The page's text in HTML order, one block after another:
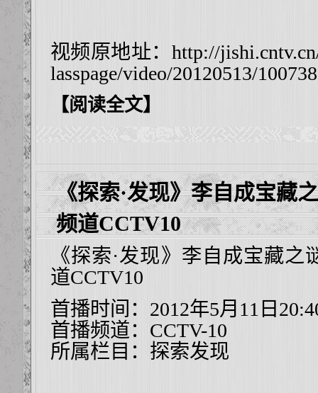
视频原地址： http://
lasspage/video/20120513/
【阅读全文】
《探索·发现》李自成宝藏
频道CCTV10
《探索·发现》李自成宝藏
道CCTV10
首播时间：2012年5月11日
首播频道： CCTV-10
所属栏目： 探索发现